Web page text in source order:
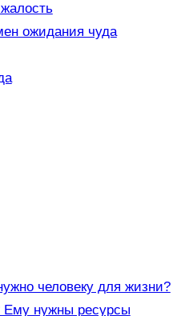
ожидания чуда
человеку для жизни?
Ему нужны ресурсы